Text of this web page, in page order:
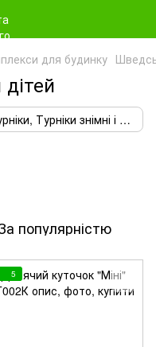
для будинку
Тренажери, Дошки для преса, Турніки, Турніки знімні і модульні
популярністю
5